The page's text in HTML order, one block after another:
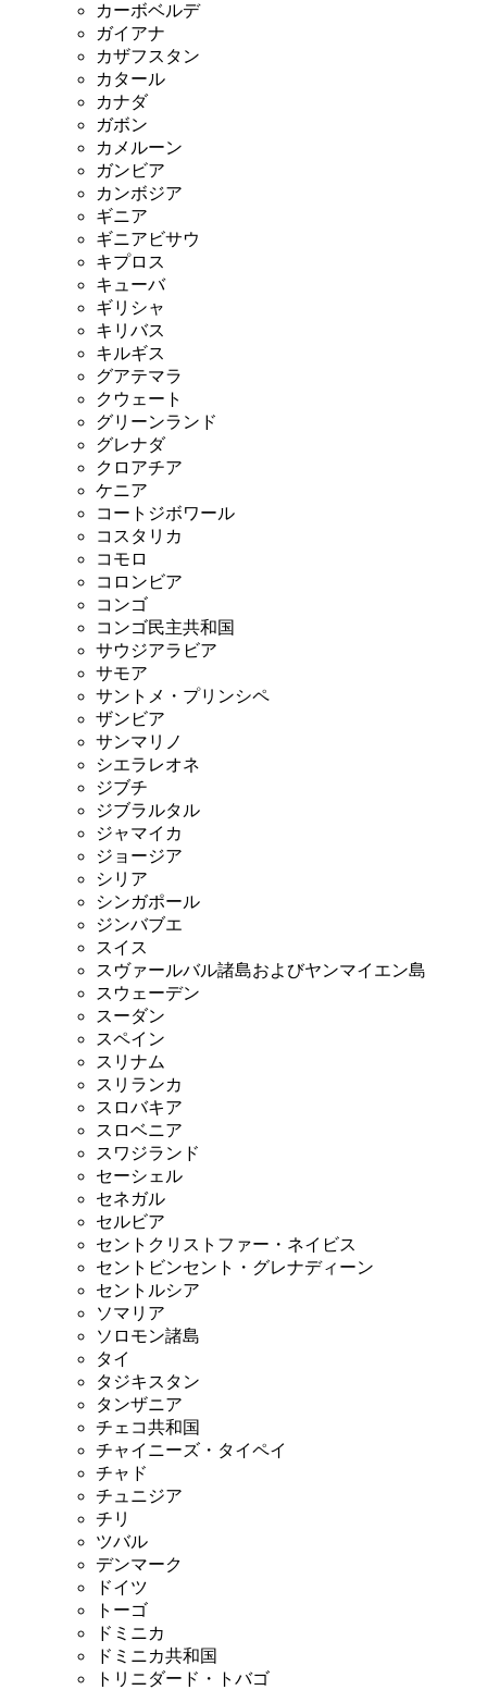
カーボベルデ
ガイアナ
カザフスタン
カタール
カナダ
ガボン
カメルーン
ガンビア
カンボジア
ギニア
ギニアビサウ
キプロス
キューバ
ギリシャ
キリバス
キルギス
グアテマラ
クウェート
グリーンランド
グレナダ
クロアチア
ケニア
コートジボワール
コスタリカ
コモロ
コロンビア
コンゴ
コンゴ民主共和国
サウジアラビア
サモア
サントメ・プリンシペ
ザンビア
サンマリノ
シエラレオネ
ジブチ
ジブラルタル
ジャマイカ
ジョージア
シリア
シンガポール
ジンバブエ
スイス
スヴァールバル諸島およびヤンマイエン島
スウェーデン
スーダン
スペイン
スリナム
スリランカ
スロバキア
スロベニア
スワジランド
セーシェル
セネガル
セルビア
セントクリストファー・ネイビス
セントビンセント・グレナディーン
セントルシア
ソマリア
ソロモン諸島
タイ
タジキスタン
タンザニア
チェコ共和国
チャイニーズ・タイペイ
チャド
チュニジア
チリ
ツバル
デンマーク
ドイツ
トーゴ
ドミニカ
ドミニカ共和国
トリニダード・トバゴ